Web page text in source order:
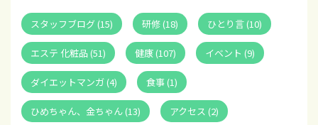
スタッフブログ (15) 研修 (18) ひとり言 (10)
エステ 化粧品 (51) 健康 (107) イベント (9)
ダイエットマンガ (4) 食事 (1)
ひめちゃん、金ちゃん (13) アクセス (2)